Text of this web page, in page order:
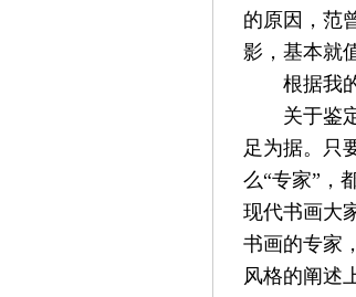
的原因， 范
影，基本就
根据我
关于鉴
足为据。只
么“专家”，
现代书画大
书画的专家
风格的阐述